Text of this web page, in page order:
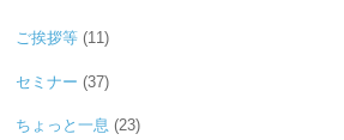
ご挨拶等 (11)
セミナー (37)
ちょっと一息 (23)